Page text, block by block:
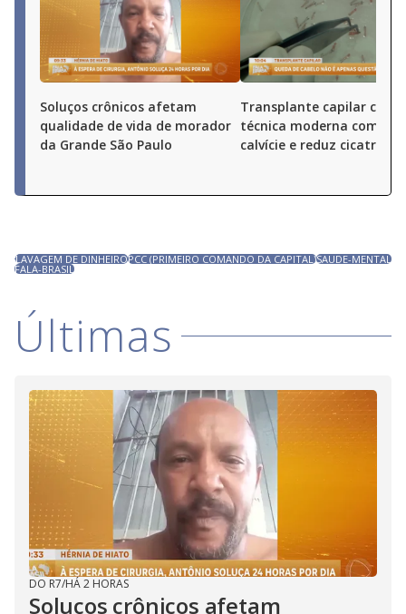
Soluços crônicos afetam
qualidade de vida de morador
da Grande São Paulo
Transplante capilar com
técnica moderna
calvície e reduz cicatrizes
LAVAGEM DE DINHEIROPCC (PRIMEIRO COMANDO DA CAPITAL)SAUDE-MENTAL
FALA-BRASIL
Últimas
DO R7/HÁ 2 HORAS
Soluços crônicos afetam